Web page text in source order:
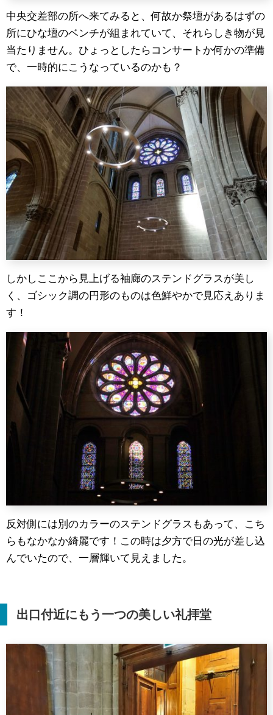
中央交差部の所へ来てみると、何故か祭壇があるはずの
所にひな壇のベンチが組まれていて、それらしき物が見
当たりません。ひょっとしたらコンサートか何かの準備
で、一時的にこうなっているのかも？
しかしここから見上げる袖廊のステンドグラスが美し
く、ゴシック調の円形のものは色鮮やかで見応えありま
す！
反対側には別のカラーのステンドグラスもあって、こち
らもなかなか綺麗です！この時は夕方で日の光が差し込
んでいたので、一層輝いて見えました。
出口付近にもう一つの美しい礼拝堂